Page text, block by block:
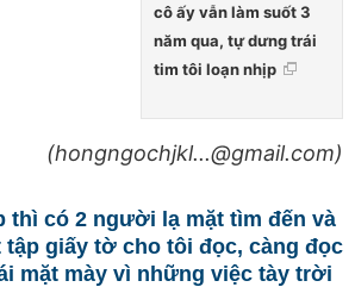
cô ấy vẫn làm suốt 3
năm qua, tự dưng trái
tim tôi loạn nhịp
(hongngochjkl...@gmail.com)
thì có 2 người lạ mặt tìm đến và
tập giấy tờ cho tôi đọc, càng đọc
mặt mày vì những việc tày trời